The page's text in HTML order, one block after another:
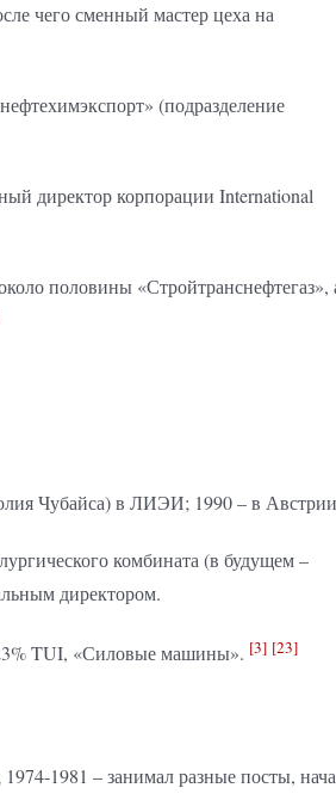
чего сменный мастер цеха на
(подразделение
директор корпорации International
половины «Стройтранснефтегаз»,
Чубайса) в ЛИЭИ; 1990 – в
комбината (в будущем –
директором.
TUI, «Силовые машины». [3] [23]
1981 – занимал разные посты,